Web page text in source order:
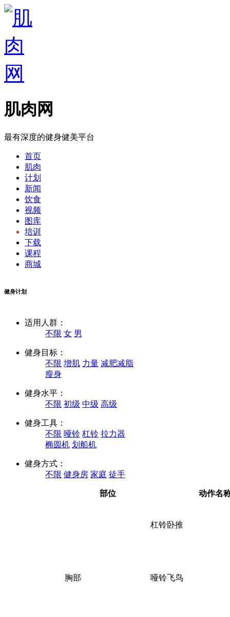
肌肉网
最有深度的健身健美平台
首页
肌肉
计划
新闻
饮食
视频
图库
培训
下载
课程
商城
健身计划
适用人群：
不限 女 男
健身目标：
不限 增肌 力量 减肥减脂
瘦身
健身水平：
不限 初级 中级 高级
健身工具：
不限 哑铃 杠铃 拉力器
椭圆机 划船机
健身方式：
不限 健身房 家庭 徒手
部位 动作名
胸部
杠铃卧推
哑铃飞鸟